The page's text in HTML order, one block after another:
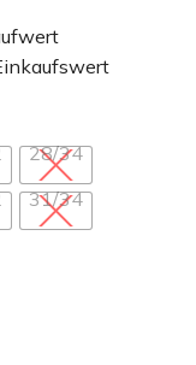
28/34
31/34